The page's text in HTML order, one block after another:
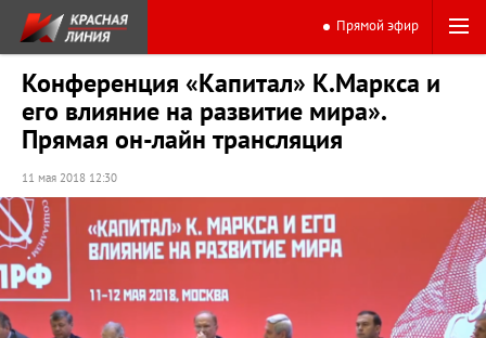
Прямой эфир
Конференция «Капитал» К.Маркса и
его влияние на развитие мира».
Прямая он-лайн трансляция
11 мая 2018 12:30